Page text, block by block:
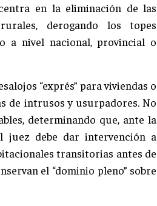
en la eliminación de las
derogando los topes
a nivel nacional, provincial o
“exprés” para viviendas o
de intrusos y usurpadores. No
determinando que, ante la
juez debe dar intervención a
transitorias antes de
el “dominio pleno” sobre